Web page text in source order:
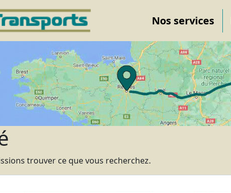
Nos services
trouver ce que vous recherchez.